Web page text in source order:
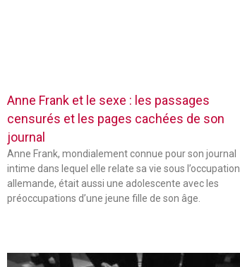
Anne Frank et le sexe : les passages
censurés et les pages cachées de son
journal
Anne Frank, mondialement connue pour son journal
intime dans lequel elle relate sa vie sous l’occupation
allemande, était aussi une adolescente avec les
préoccupations d’une jeune fille de son âge.